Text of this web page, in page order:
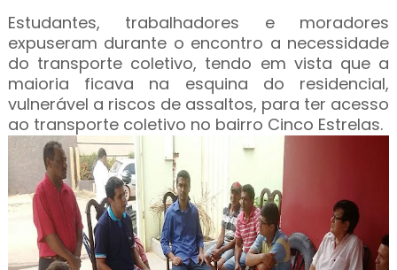
Estudantes, trabalhadores e moradores
expuseram durante o encontro a necessidade
do transporte coletivo, tendo em vista que a
maioria ficava na esquina do residencial,
vulnerável a riscos de assaltos, para ter acesso
ao transporte coletivo no bairro Cinco Estrelas.